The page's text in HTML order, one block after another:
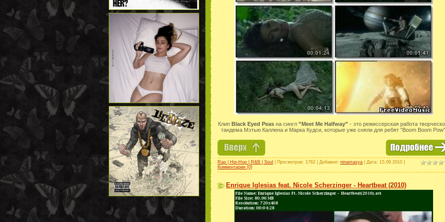
Клип Black Eyed Peasна сингл ”Meet Me Halfway” - это режиссерская работа
тандема Мэтью Каллена и Марка Кудси, которые уже сняли для ребят ”Boom Boom
Rap | Hip-Hop | R&B | Soul | Просмотров: 1762 | Добавил: ninamasya | Дата: 15.09.2010
Комментарии (0)
Enrique Iglesias feat. Nicole Scherzinger - Heartbeat (2010)